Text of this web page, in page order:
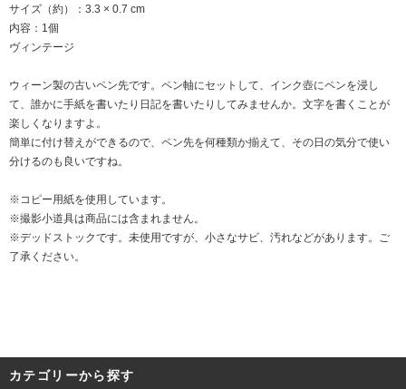
サイズ（約）：3.3 × 0.7 cm
内容：1個
ヴィンテージ
ウィーン製の古いペン先です。ペン軸にセットして、インク壺にペンを浸し
て、誰かに手紙を書いたり日記を書いたりしてみませんか。文字を書くことが
楽しくなりますよ。
簡単に付け替えができるので、ペン先を何種類か揃えて、その日の気分で使い
分けるのも良いですね。
※コピー用紙を使用しています。
※撮影小道具は商品には含まれません。
※デッドストックです。未使用ですが、小さなサビ、汚れなどがあります。ご
了承ください。
カテゴリーから探す